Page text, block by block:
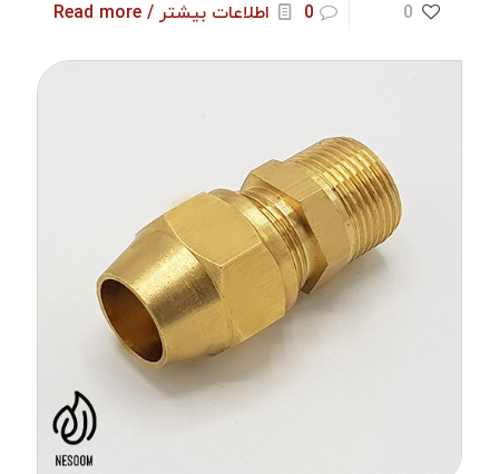
0
0 اطلاعات بیشتر / Read more